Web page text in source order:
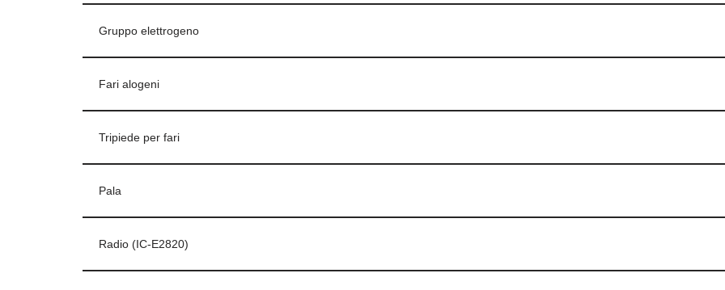
Gruppo elettrogeno
Fari alogeni
Tripiede per fari
Pala
Radio (IC-E2820)